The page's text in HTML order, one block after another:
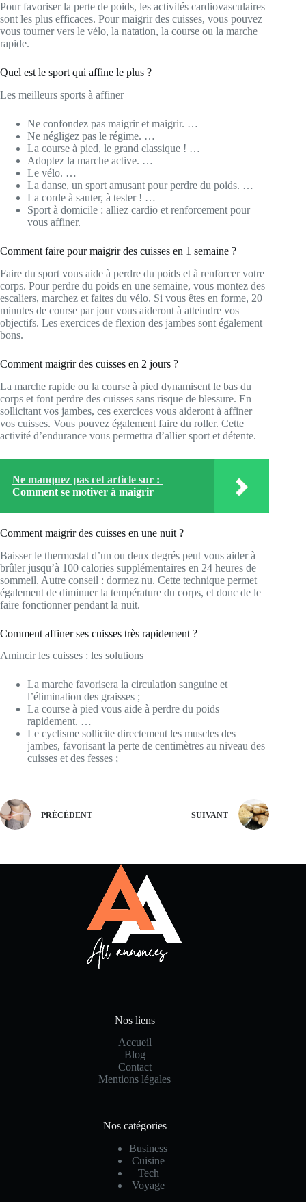
Pour favoriser la perte de poids, les activités cardiovasculaires
sont les plus efficaces. Pour maigrir des cuisses, vous pouvez
vous tourner vers le vélo, la natation, la course ou la marche
rapide.
Quel est le sport qui affine le plus ?
Les meilleurs sports à affiner
Ne confondez pas maigrir et maigrir. …
Ne négligez pas le régime. …
La course à pied, le grand classique ! …
Adoptez la marche active. …
Le vélo. …
La danse, un sport amusant pour perdre du poids. …
La corde à sauter, à tester ! …
Sport à domicile : alliez cardio et renforcement pour
vous affiner.
Comment faire pour maigrir des cuisses en 1 semaine ?
Faire du sport vous aide à perdre du poids et à renforcer votre
corps. Pour perdre du poids en une semaine, vous montez des
escaliers, marchez et faites du vélo. Si vous êtes en forme, 20
minutes de course par jour vous aideront à atteindre vos
objectifs. Les exercices de flexion des jambes sont également
bons.
Comment maigrir des cuisses en 2 jours ?
La marche rapide ou la course à pied dynamisent le bas du
corps et font perdre des cuisses sans risque de blessure. En
sollicitant vos jambes, ces exercices vous aideront à affiner
vos cuisses. Vous pouvez également faire du roller. Cette
activité d’endurance vous permettra d’allier sport et détente.
Ne manquez pas cet article sur :
Comment se motiver à maigrir
Comment maigrir des cuisses en une nuit ?
Baisser le thermostat d’un ou deux degrés peut vous aider à
brûler jusqu’à 100 calories supplémentaires en 24 heures de
sommeil. Autre conseil : dormez nu. Cette technique permet
également de diminuer la température du corps, et donc de le
faire fonctionner pendant la nuit.
Comment affiner ses cuisses très rapidement ?
Amincir les cuisses : les solutions
La marche favorisera la circulation sanguine et
l’élimination des graisses ;
La course à pied vous aide à perdre du poids
rapidement. …
Le cyclisme sollicite directement les muscles des
jambes, favorisant la perte de centimètres au niveau des
cuisses et des fesses ;
PRÉCÉDENT SUIVANT
Nos liens
Accueil
Blog
Contact
Mentions légales
Nos catégories
Business
Cuisine
Tech
Voyage